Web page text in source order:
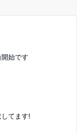
始です
てます!